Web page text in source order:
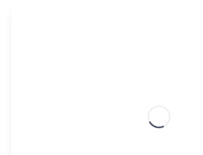
Högkvalitativ tryck på
Våra trendiga och